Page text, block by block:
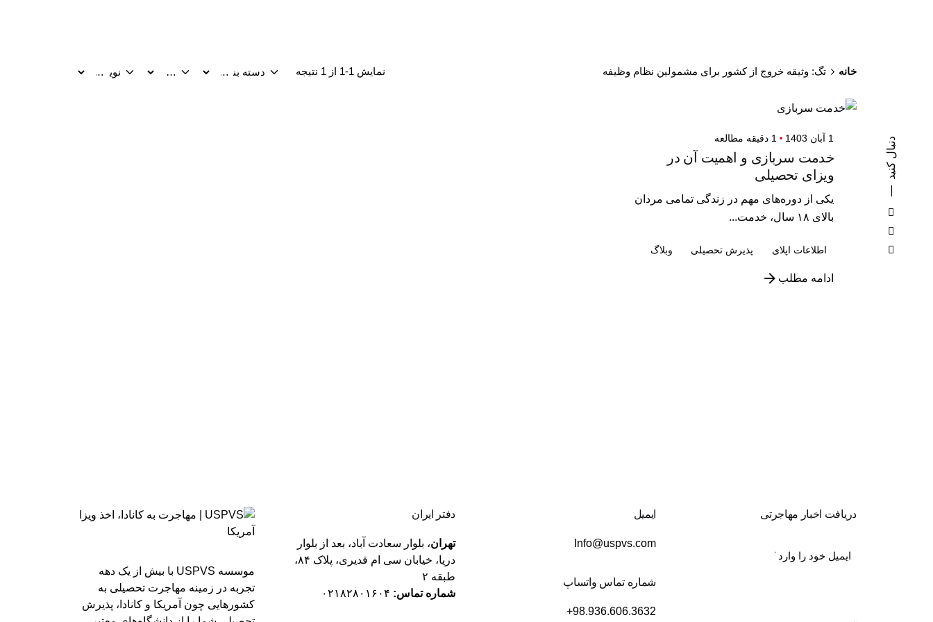
دنبال کنید
خانه تگ: وثیقه خروج از کشور برای مشمولین نظام وظیفه نمایش 1-1 از 1 نتیجه
1 آبان 1403 1 دقیقه مطالعه
خدمت سربازی و اهمیت آن در
ویزای تحصیلی
یکی از دوره‌های مهم در زندگی تمامی مردان
بالای ۱۸ سال، خدمت...
اطلاعات اپلای پذیرش تحصیلی وبلاگ
ادامه مطلب
دریافت اخبار مهاجرتی
(Required)
ایمیل
Info@uspvs.com
شماره تماس واتساپ
+98.936.606.3632
دفتر ایران
تهران، بلوار سعادت آباد، بعد از بلوار
دریا، خیابان سی ام قدیری، پلاک ۸۴،
طبقه ۲
شماره تماس: ۰۲۱۸۲۸۰۱۶۰۴
موسسه USPVS با بیش از یک دهه
تجربه در زمینه مهاجرت تحصیلی به
کشورهایی چون آمریکا و کانادا، پذیرش